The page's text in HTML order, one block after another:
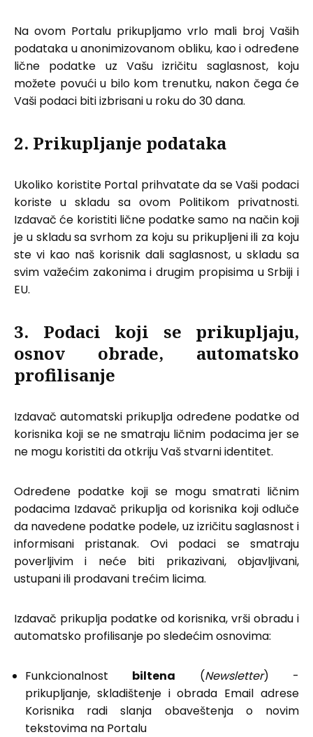
Na ovom Portalu prikupljamo vrlo mali broj Vaših
podataka u anonimizovanom obliku, kao i određene
lične podatke uz Vašu izričitu saglasnost, koju
možete povući u bilo kom trenutku, nakon čega će
Vaši podaci biti izbrisani u roku do 30 dana.
2. Prikupljanje podataka
Ukoliko koristite Portal prihvatate da se Vaši podaci
koriste u skladu sa ovom Politikom privatnosti.
Izdavač će koristiti lične podatke samo na način koji
je u skladu sa svrhom za koju su prikupljeni ili za koju
ste vi kao naš korisnik dali saglasnost, u skladu sa
svim važećim zakonima i drugim propisima u Srbiji i
EU.
3. Podaci koji se prikupljaju,
osnov obrade, automatsko
profilisanje
Izdavač automatski prikuplja određene podatke od
korisnika koji se ne smatraju ličnim podacima jer se
ne mogu koristiti da otkriju Vaš stvarni identitet.
Određene podatke koji se mogu smatrati ličnim
podacima Izdavač prikuplja od korisnika koji odluče
da navedene podatke podele, uz izričitu saglasnost i
informisani pristanak. Ovi podaci se smatraju
poverljivim i neće biti prikazivani, objavljivani,
ustupani ili prodavani trećim licima.
Izdavač prikuplja podatke od korisnika, vrši obradu i
automatsko profilisanje po sledećim osnovima:
Funkcionalnost biltena (Newsletter) -
prikupljanje, skladištenje i obrada Email adrese
Korisnika radi slanja obaveštenja o novim
tekstovima na Portalu